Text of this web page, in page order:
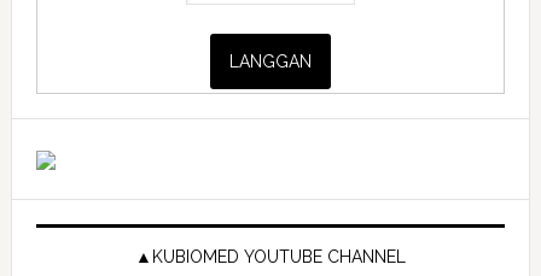
▲KUBIOMED YOUTUBE CHANNEL